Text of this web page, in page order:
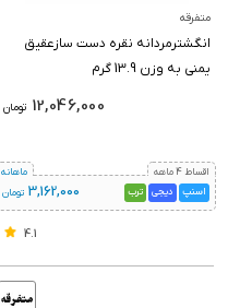
متفرقه
انگشترمردانه نقره دست سازعقیق
یمنی به وزن 13.9 گرم
تومان 12,046,000
اقساط 4 ماهه
اسنپ
دیجی ترب 3,162,000 تومان
ماهانه
4.1